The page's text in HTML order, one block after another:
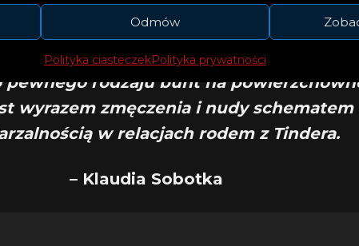
Odmów
Polityka ciasteczekPolityka prywatności
pewnego rodzaju bunt na
wyrazem zmęczenia i nudy schematem
w relacjach rodem z Tindera.
– Klaudia Sobotka